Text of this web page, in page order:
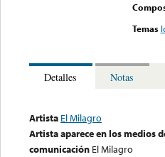
Temas
Detalles Notas
Artista El Milagro
Artista aparece en los medios
comunicación El Milagro